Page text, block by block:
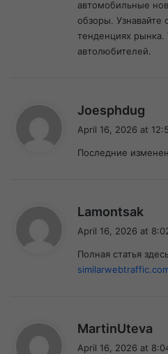
:
автомобильные
обзоры. Узнавайте
тенденциях
автолюбителей.
Joesphdug
s
April 16, 2026 at
Последние
Lamontsak
s
:
April 16, 2026 at
Полная статья
MartinUteva
April 16, 2026 at